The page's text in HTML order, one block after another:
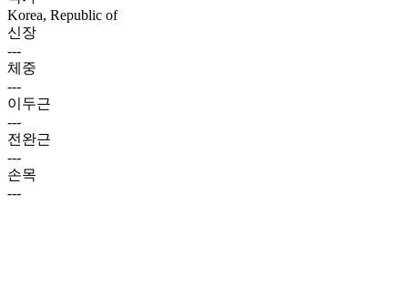
Korea, Republic of
신장
---
체중
---
이두근
---
전완근
---
손목
---